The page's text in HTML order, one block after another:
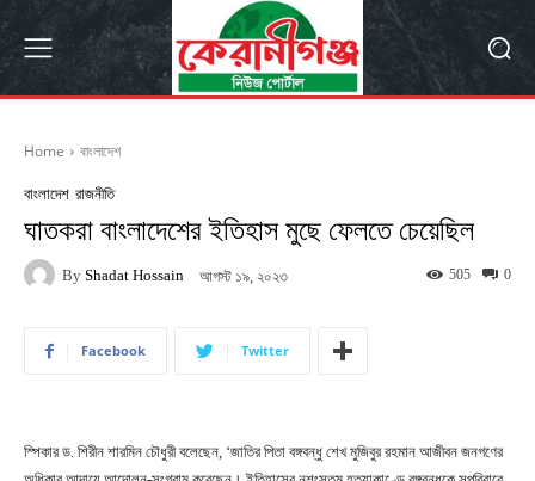
Home বাংলাদেশ
বাংলাদেশ রাজনীতি
ঘাতকরা বাংলাদেশের ইতিহাস মুছে ফেলতে চেয়েছিল
By Shadat Hossain আগস্ট ১৯, ২০২৩ 0
505
Facebook Twitter
স্পিকার ড. শিরীন শারমিন চৌধুরী বলেছেন, ‘জাতির পিতা বঙ্গবন্ধু শেখ মুজিবুর রহমান আজীবন জনগণের